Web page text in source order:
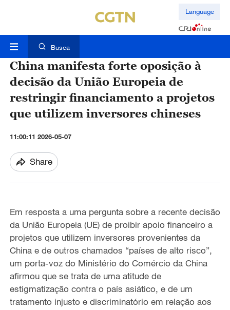
Language
Busca
China manifesta forte oposição à
decisão da União Europeia de
restringir financiamento a projetos
que utilizem inversores chineses
11:00:11 2026-05-07
Share
Em resposta a uma pergunta sobre a recente decisão
da União Europeia (UE) de proibir apoio financeiro a
projetos que utilizem inversores provenientes da
China e de outros chamados “países de alto risco”,
um porta-voz do Ministério do Comércio da China
afirmou que se trata de uma atitude de
estigmatização contra o país asiático, e de um
tratamento injusto e discriminatório em relação aos